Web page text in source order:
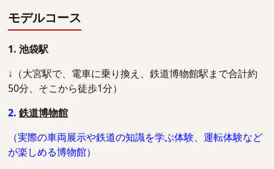
モデルコース
1. 池袋駅
↓（大宮駅で、電車に乗り換え、鉄道博物館駅まで合計約
50分、そこから徒歩1分）
2.鉄道博物館
（実際の車両展示や鉄道の知識を学ぶ体験、運転体験など
が楽しめる博物館）